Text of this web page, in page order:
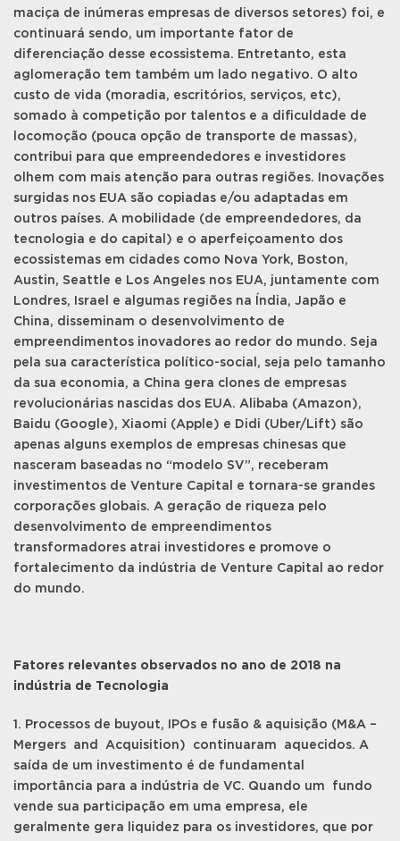
maciça de inúmeras empresas de diversos setores) foi, e
continuará sendo, um importante fator de
diferenciação desse ecossistema. Entretanto, esta
aglomeração tem também um lado negativo. O alto
custo de vida (moradia, escritórios, serviços, etc),
somado à competição por talentos e a dificuldade de
locomoção (pouca opção de transporte de massas),
contribui para que empreendedores e investidores
olhem com mais atenção para outras regiões. Inovações
surgidas nos EUA são copiadas e/ou adaptadas em
outros países. A mobilidade (de empreendedores, da
tecnologia e do capital) e o aperfeiçoamento dos
ecossistemas em cidades como Nova York, Boston,
Austin, Seattle e Los Angeles nos EUA, juntamente com
Londres, Israel e algumas regiões na Índia, Japão e
China, disseminam o desenvolvimento de
empreendimentos inovadores ao redor do mundo. Seja
pela sua característica político-social, seja pelo tamanho
da sua economia, a China gera clones de empresas
revolucionárias nascidas dos EUA. Alibaba (Amazon),
Baidu (Google), Xiaomi (Apple) e Didi (Uber/Lift) são
apenas alguns exemplos de empresas chinesas que
nasceram baseadas no “modelo SV”, receberam
investimentos de Venture Capital e tornara-se grandes
corporações globais. A geração de riqueza pelo
desenvolvimento de empreendimentos
transformadores atrai investidores e promove o
fortalecimento da indústria de Venture Capital ao redor
do mundo.
Fatores relevantes observados no ano de 2018 na
indústria de Tecnologia
1. Processos de buyout, IPOs e fusão & aquisição (M&A –
Mergers and Acquisition) continuaram aquecidos. A
saída de um investimento é de fundamental
importância para a indústria de VC. Quando um fundo
vende sua participação em uma empresa, ele
geralmente gera liquidez para os investidores, que por